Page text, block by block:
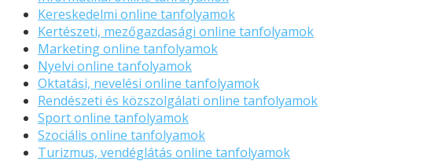
Kereskedelmi online tanfolyamok
Kertészeti, mezőgazdasági online tanfolyamok
Marketing online tanfolyamok
Nyelvi online tanfolyamok
Oktatási, nevelési online tanfolyamok
Rendészeti és közszolgálati online tanfolyamok
Sport online tanfolyamok
Szociális online tanfolyamok
Turizmus, vendéglátás online tanfolyamok